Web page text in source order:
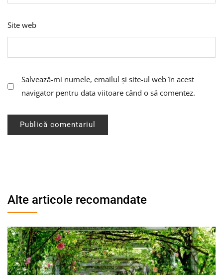
Site web
Salvează-mi numele, emailul și site-ul web în acest
navigator pentru data viitoare când o să comentez.
Alte articole recomandate